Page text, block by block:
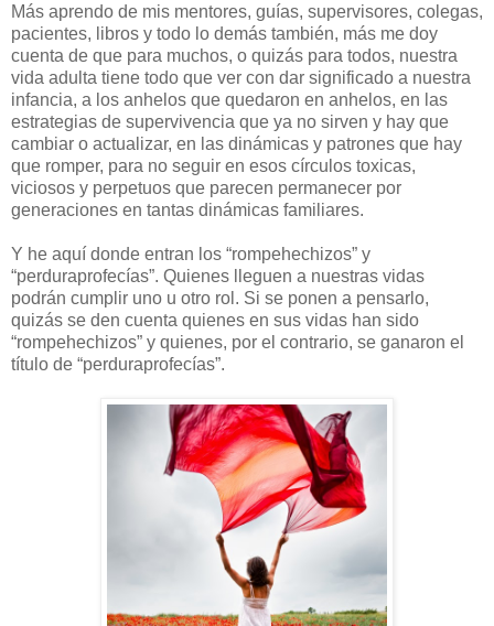
Más aprendo de mis mentores, guías, supervisores, colegas,
pacientes, libros y todo lo demás también, más me doy
cuenta de que para muchos, o quizás para todos, nuestra
vida adulta tiene todo que ver con dar significado a nuestra
infancia, a los anhelos que quedaron en anhelos, en las
estrategias de supervivencia que ya no sirven y hay que
cambiar o actualizar, en las dinámicas y patrones que hay
que romper, para no seguir en esos círculos toxicas,
viciosos y perpetuos que parecen permanecer por
generaciones en tantas dinámicas familiares.
Y he aquí donde entran los “rompehechizos” y
“perduraprofecías”. Quienes lleguen a nuestras vidas
podrán cumplir uno u otro rol. Si se ponen a pensarlo,
quizás se den cuenta quienes en sus vidas han sido
“rompehechizos” y quienes, por el contrario, se ganaron el
título de “perduraprofecías”.